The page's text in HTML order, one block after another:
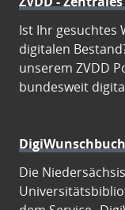
Ist Ihr gesuchtes
digitalen
unserem ZVDD
bundesweit
DigiWunschbuch
Die